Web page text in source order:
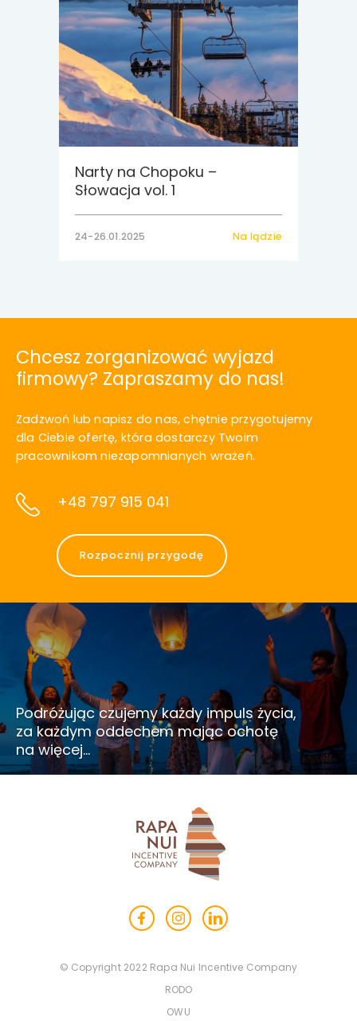
Narty na Chopoku –
Słowacja vol. 1
24-26.01.2025 Na lądzie
Chcesz zorganizować wyjazd
firmowy? Zapraszamy do nas!
Zadzwoń lub napisz do nas, chętnie przygotujemy
dla Ciebie ofertę, która dostarczy Twoim
pracownikom niezapomnianych wrażeń.
+48 797 915 041
Rozpocznij przygodę
Podróżując czujemy każdy impuls życia,
za każdym oddechem mając ochotę
na więcej…
© Copyright 2022 Rapa Nui Incentive Company
RODO
OWU